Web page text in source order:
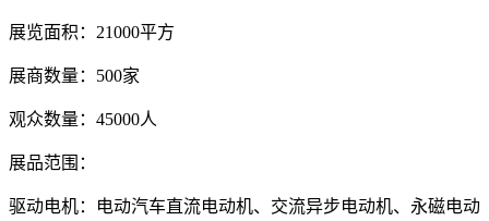
展览面积：21000平方
展商数量：500家
观众数量：45000人
展品范围：
驱动电机：电动汽车直流电动机、交流异步电动机、永磁电动